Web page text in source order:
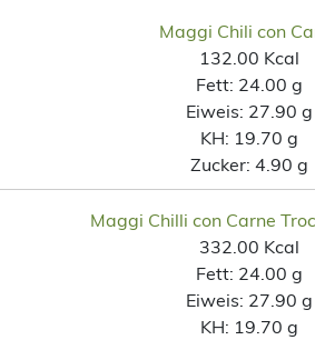
Maggi Chili con
132.00 Kcal
Fett: 24.00 g
Eiweis: 27.90 g
KH: 19.70 g
Zucker: 4.90 g
Maggi Chilli con Carne
332.00 Kcal
Fett: 24.00 g
Eiweis: 27.90 g
KH: 19.70 g